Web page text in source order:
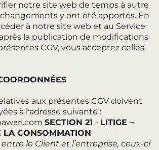
notre site web de temps à autre
y ont été apportés. En
à notre site web et au Service
la publication de modifications
CGV, vous acceptez celles-
aux présentes CGV doivent
à l'adresse suivante :
SECTION 21 - LITIGE –
LA CONSOMMATION
le Client et l’entreprise, ceux-ci